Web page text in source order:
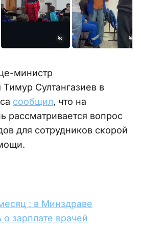
министр
Султангазиев в
сообщил, что на
рассматривается вопрос
для сотрудников скорой
: в Минздраве
о зарплате врачей